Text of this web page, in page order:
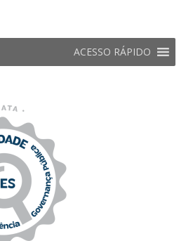
ACESSO RÁPIDO